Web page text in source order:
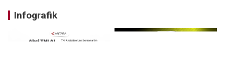
Infografik